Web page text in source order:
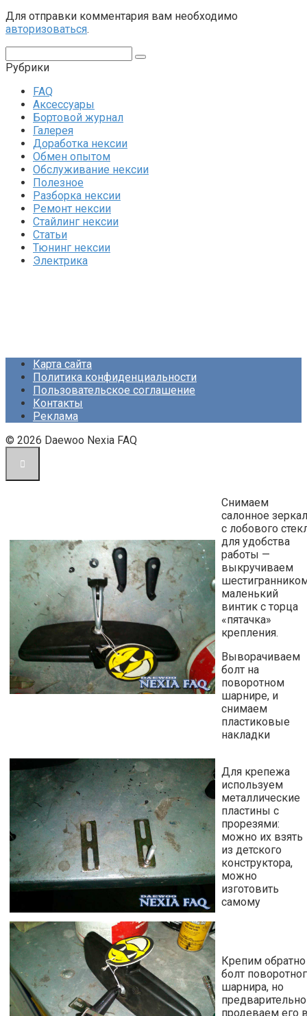
Для отправки комментария вам необходимо
авторизоваться.
Рубрики
FAQ
Аксессуары
Бортовой журнал
Галерея
Доработка нексии
Обмен опытом
Обслуживание нексии
Полезное
Разборка нексии
Ремонт нексии
Стайлинг нексии
Статьи
Тюнинг нексии
Электрика
Карта сайта
Политика конфиденциальности
Пользовательское соглашение
Контакты
Реклама
© 2026 Daewoo Nexia FAQ
Снимаем
салонное
с лобового
для удобства
работы —
выкручиваем
маленький
винтик с торца
«пятачка»
крепления.
Выворачиваем
болт на
поворотном
шарнире, и
снимаем
пластиковые
накладки
Для крепежа
используем
металлические
пластины с
прорезями:
можно их взять
из детского
конструктора,
можно
изготовить
самому
Крепим обратно
болт
шарнира, но
предварительно
продеваем его